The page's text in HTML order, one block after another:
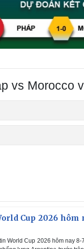
vs Morocco
Cup 2026 hôm
World Cup 2026 hôm nay